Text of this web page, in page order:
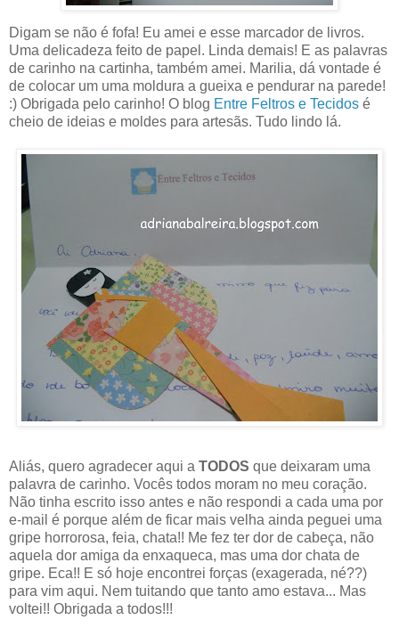
Digam se não é fofa! Eu amei e esse marcador de livros.
Uma delicadeza feito de papel. Linda demais! E as palavras
de carinho na cartinha, também amei. Marilia, dá vontade é
de colocar um uma moldura a gueixa e pendurar na parede!
:) Obrigada pelo carinho! O blog Entre Feltros e Tecidos é
cheio de ideias e moldes para artesãs. Tudo lindo lá.
Aliás, quero agradecer aqui a TODOS que deixaram uma
palavra de carinho. Vocês todos moram no meu coração.
Não tinha escrito isso antes e não respondi a cada uma por
e-mail é porque além de ficar mais velha ainda peguei uma
gripe horrorosa, feia, chata!! Me fez ter dor de cabeça, não
aquela dor amiga da enxaqueca, mas uma dor chata de
gripe. Eca!! E só hoje encontrei forças (exagerada, né??)
para vim aqui. Nem tuitando que tanto amo estava... Mas
voltei!! Obrigada a todos!!!